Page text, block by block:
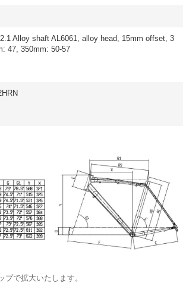
Alloy shaft AL6061, alloy head, 15mm offset, 3
47, 350mm: 50-57
プで拡大いたします。